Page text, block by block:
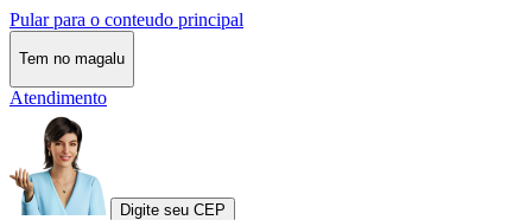
Pular para o conteudo principal
Tem no magalu
Atendimento
Digite seu CEP